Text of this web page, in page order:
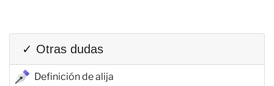
✓ Otras dudas
Definición de alija